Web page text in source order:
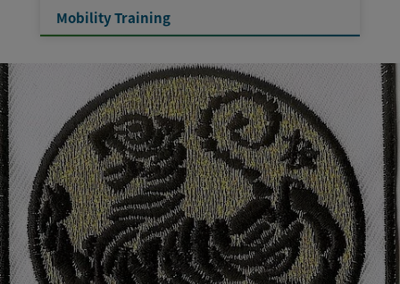
Mobility Training